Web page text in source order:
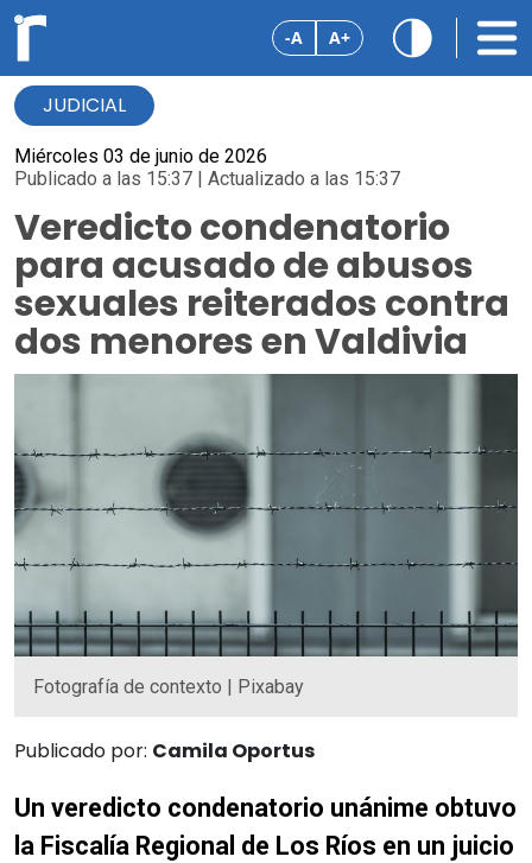
-A A+
JUDICIAL
Miércoles 03 de junio de 2026
Publicado a las 15:37 | Actualizado a las 15:37
Veredicto condenatorio
para acusado de abusos
sexuales reiterados contra
dos menores en Valdivia
Fotografía de contexto | Pixabay
Publicado por: Camila Oportus
Un veredicto condenatorio unánime obtuvo
la Fiscalía Regional de Los Ríos en un juicio